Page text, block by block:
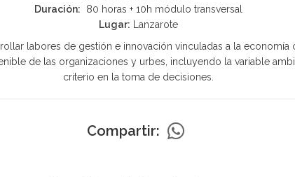
Duración: 80 horas + 10h módulo transversal
Lugar: Lanzarote
labores de gestión e innovación vinculadas a la economía
de las organizaciones y urbes, incluyendo la variable
criterio en la toma de decisiones.
Compartir: